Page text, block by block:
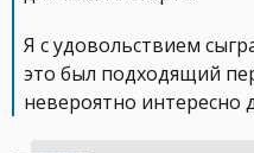
Я с удовольствием
это был подходящий
невероятно интересно